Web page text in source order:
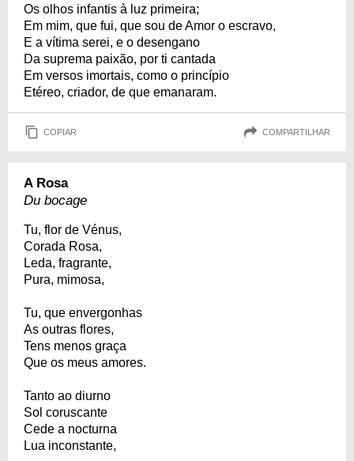
Os olhos infantis à luz primeira;
Em mim, que fui, que sou de Amor o escravo,
E a vítima serei, e o desengano
Da suprema paixão, por ti cantada
Em versos imortais, como o princípio
Etéreo, criador, de que emanaram.
COPIAR COMPARTILHAR
A Rosa
Du bocage
Tu, flor de Vénus,
Corada Rosa,
Leda, fragrante,
Pura, mimosa,
Tu, que envergonhas
As outras flores,
Tens menos graça
Que os meus amores.
Tanto ao diurno
Sol coruscante
Cede a nocturna
Lua inconstante,